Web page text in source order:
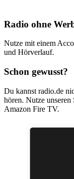
Radio ohne
Nutze mit einem
und Hörverlauf.
Schon gewusst?
Du kannst radio.de
hören. Nutze
Amazon Fire TV.